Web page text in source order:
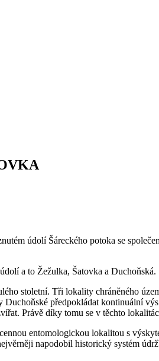
údolí Šáreckého potoka se
a to Žežulka, Šatovka a Duchoňská.
stoletní. Tři lokality chráněného
předpokládat kontinuální
Právě díky tomu se v těchto
entomologickou lokalitou s
napodobil historický systém